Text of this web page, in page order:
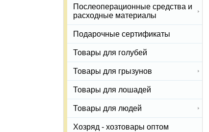
Послеоперационные средства и
расходные материалы
Подарочные сертификаты
Товары для голубей
Товары для грызунов
Товары для лошадей
Товары для людей
Хозряд - хозтовары оптом